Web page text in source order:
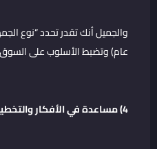
والجميل أنك تقدر تحدد “نوع
عام) وتضبط الأسلوب على
4) مساعدة في الأفكار والتخطيط بدل التشتت